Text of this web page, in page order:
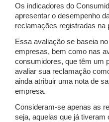
Os indicadores do
apresentar o desempenho
reclamações registradas na
Essa avaliação se baseia
empresas, bem como nas
consumidores, que têm um
avaliar sua reclamação
ainda atribuir uma nota de
empresa.
Consideram-se apenas as
seja, aquelas que já